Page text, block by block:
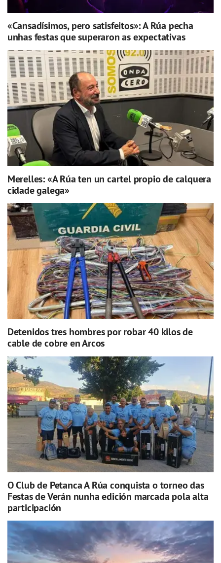
«Cansadísimos, pero satisfeitos»: A Rúa pecha
unhas festas que superaron as expectativas
Merelles: «A Rúa ten un cartel propio de calquera
cidade galega»
Detenidos tres hombres por robar 40 kilos de
cable de cobre en Arcos
O Club de Petanca A Rúa conquista o torneo das
Festas de Verán nunha edición marcada pola alta
participación